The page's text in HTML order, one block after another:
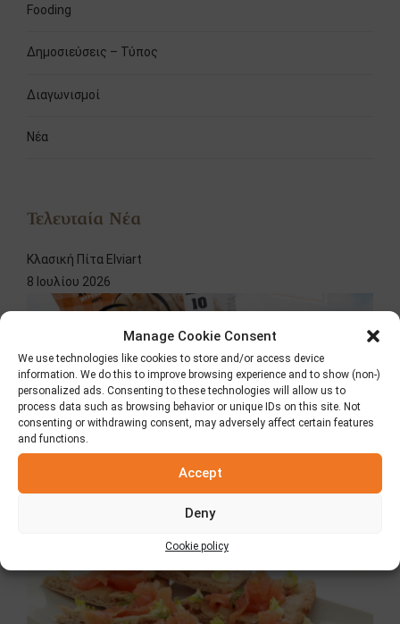
Manage Cookie Consent
We use technologies like cookies to store and/or access device
information. We do this to improve browsing experience and to show (non-)
personalized ads. Consenting to these technologies will allow us to
process data such as browsing behavior or unique IDs on this site. Not
consenting or withdrawing consent, may adversely affect certain features
and functions.
Accept
Deny
Cookie policy
Fooding
Δημοσιεύσεις – Τύπος
Διαγωνισμοί
Νέα
Τελευταία Νέα
Κλασική Πίτα Elviart
8 Ιουλίου 2026
Πίτα Elviart με αλεύρι ολικής άλεσης